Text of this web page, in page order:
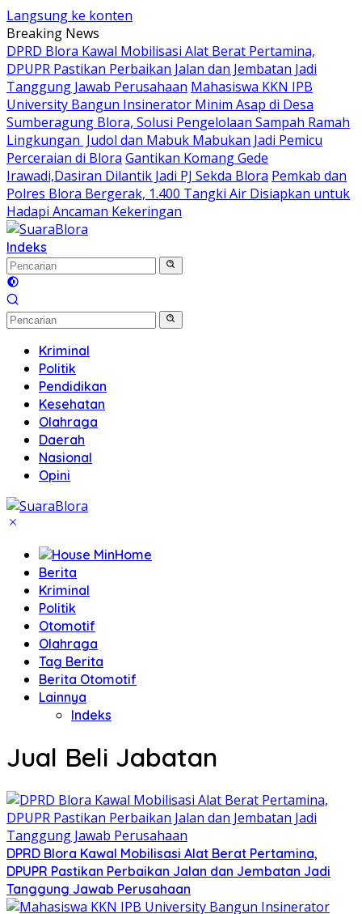
Langsung ke konten
Breaking News
DPRD Blora Kawal Mobilisasi Alat Berat Pertamina,
DPUPR Pastikan Perbaikan Jalan dan Jembatan Jadi
Tanggung Jawab Perusahaan Mahasiswa KKN IPB
University Bangun Insinerator Minim Asap di Desa
Sumberagung Blora, Solusi Pengelolaan Sampah Ramah
Lingkungan ‎ Judol dan Mabuk Mabukan Jadi Pemicu
Perceraian di Blora Gantikan Komang Gede
Irawadi,Dasiran Dilantik Jadi PJ Sekda Blora Pemkab dan
Polres Blora Bergerak, 1.400 Tangki Air Disiapkan untuk
Hadapi Ancaman Kekeringan
Indeks
Kriminal
Politik
Pendidikan
Kesehatan
Olahraga
Daerah
Nasional
Opini
Home
Berita
Kriminal
Politik
Otomotif
Olahraga
Tag Berita
Berita Otomotif
Lainnya
Indeks
Jual Beli Jabatan
DPRD Blora Kawal Mobilisasi Alat Berat Pertamina,
DPUPR Pastikan Perbaikan Jalan dan Jembatan Jadi
Tanggung Jawab Perusahaan